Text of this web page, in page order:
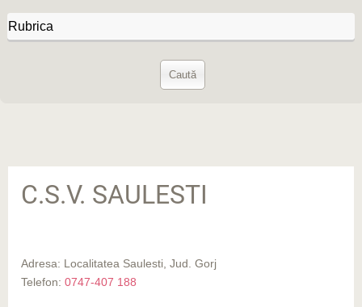
C.S.V. SAULESTI
Adresa: Localitatea Saulesti, Jud. Gorj
Telefon: 0747-407 188